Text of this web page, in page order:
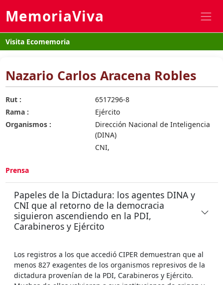
MemoriaViva
Visita Ecomemoria
Nazario Carlos Aracena Robles
Rut :
6517296-8
Rama :
Ejército
Organismos :
Dirección Nacional de Inteligencia
(DINA)
CNI,
Prensa
Papeles de la Dictadura: los agentes DINA y
CNI que al retorno de la democracia
siguieron ascendiendo en la PDI,
Carabineros y Ejército
Los registros a los que accedió CIPER demuestran que al
menos 827 exagentes de los organismos represivos de la
dictadura provenían de la PDI, Carabineros y Ejército.